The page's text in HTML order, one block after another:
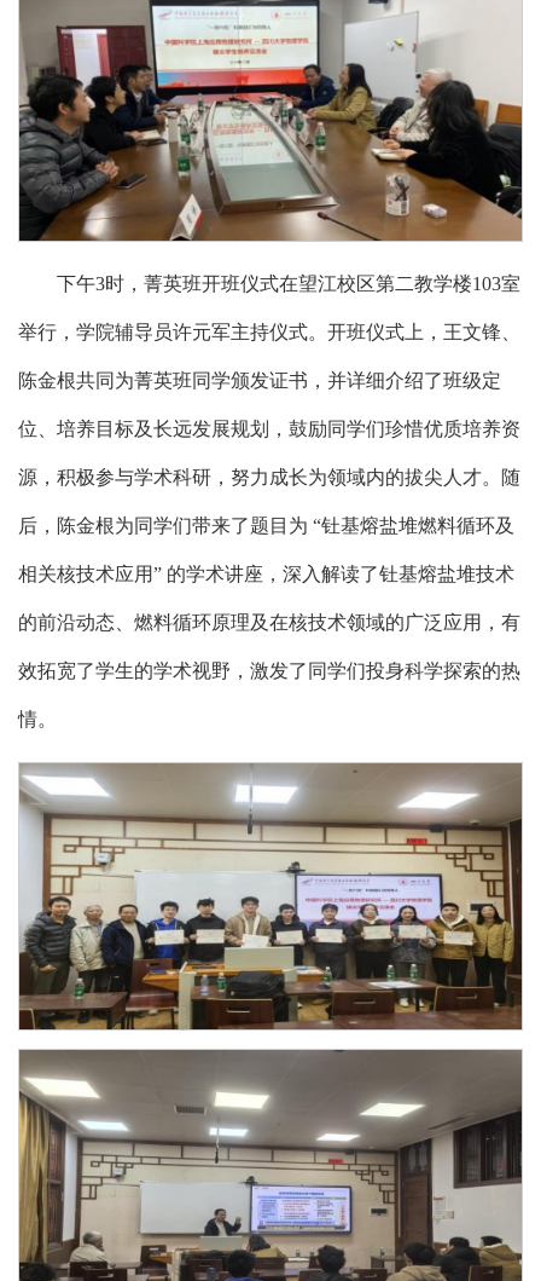
下午3时，菁英班开班仪式在望江校区第二教学楼103室
举行，学院辅导员许元军主持仪式。开班仪式上，王文锋、
陈金根共同为菁英班同学颁发证书，并详细介绍了班级定
位、培养目标及长远发展规划，鼓励同学们珍惜优质培养资
源，积极参与学术科研，努力成长为领域内的拔尖人才。随
后，陈金根为同学们带来了题目为 “钍基熔盐堆燃料循环及
相关核技术应用” 的学术讲座，深入解读了钍基熔盐堆技术
的前沿动态、燃料循环原理及在核技术领域的广泛应用，有
效拓宽了学生的学术视野，激发了同学们投身科学探索的热
情。